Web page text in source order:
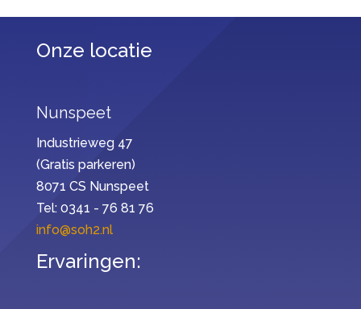
Onze locatie
Nunspeet
Industrieweg 47
(Gratis parkeren)
8071 CS Nunspeet
Tel: 0341 - 76 81 76
info@soh2.nl
Ervaringen: